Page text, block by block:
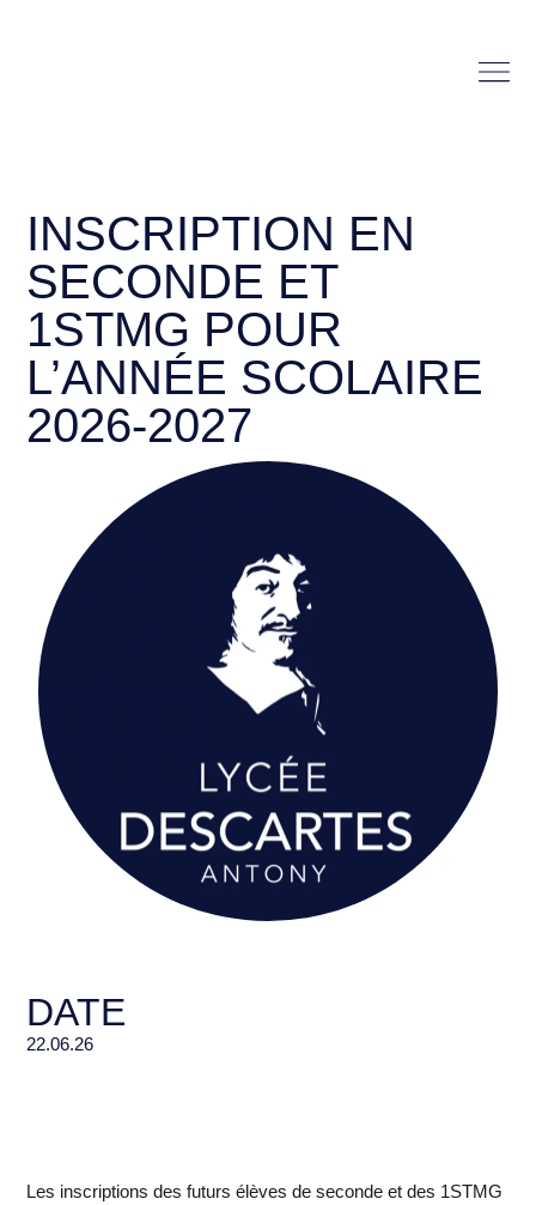
INSCRIPTION EN
SECONDE ET
1STMG POUR
L’ANNÉE SCOLAIRE
2026-2027
DATE
22.06.26
Les inscriptions des futurs élèves de seconde et des 1STMG